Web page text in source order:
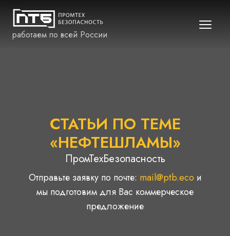
работаем по всей России
СТАТЬИ ПО ТЕМЕ
«НЕФТЕШЛАМЫ»
ПромТехБезопасность
Отправьте заявку по почте: mail@ptb.eco и
мы подготовим для Вас коммерческое
предложение